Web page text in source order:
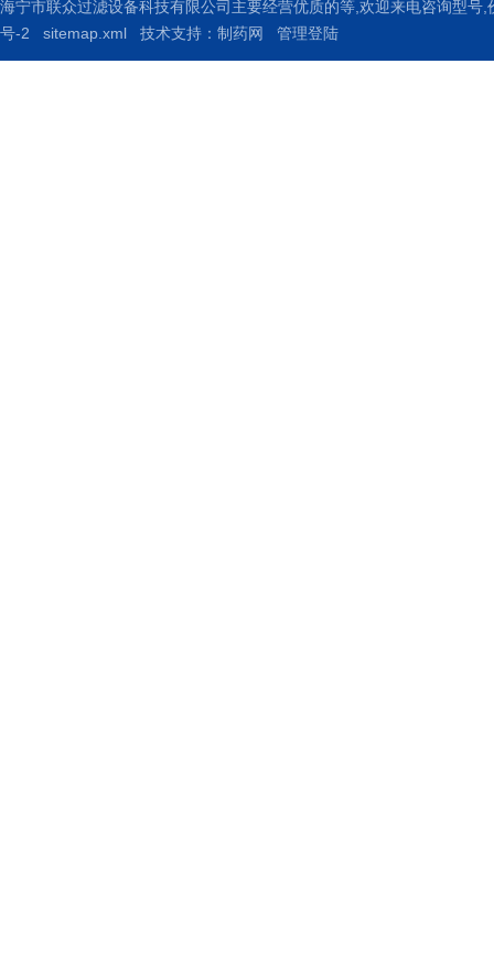
海宁市联众过滤设备科技有限公司主要经营优质的等,欢迎来电咨询型号,
号-2
sitemap.xml 技术支持： 制药网 管理登陆